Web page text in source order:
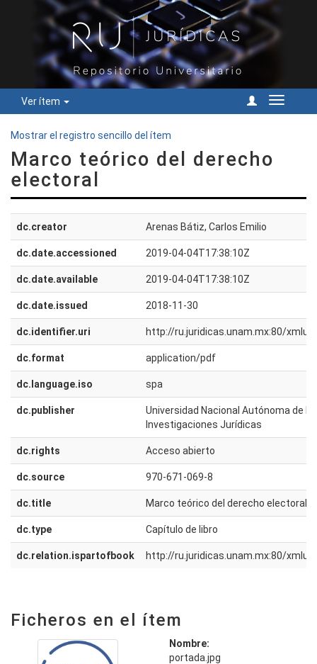
Ver ítem
Cambiar
Mostrar el registro sencillo del ítem
Marco teórico del derecho
electoral
dc.creator Arenas Bátiz, Carlos Emilio
dc.date.accessioned 2019-04-04T17:38:10Z
dc.date.available 2019-04-04T17:38:10Z
dc.date.issued 2018-11-30
dc.identifier.uri http://ru.juridicas.unam.mx:80/
dc.format application/pdf
dc.language.iso spa
dc.publisher
Universidad Nacional Autónoma de
Investigaciones Jurídicas
dc.rights Acceso abierto
dc.source 970-671-069-8
dc.title Marco teórico del derecho electoral
dc.type Capítulo de libro
dc.relation.ispartofbook http://ru.juridicas.unam.mx:80/
Ficheros en el ítem
Nombre:
portada.jpg